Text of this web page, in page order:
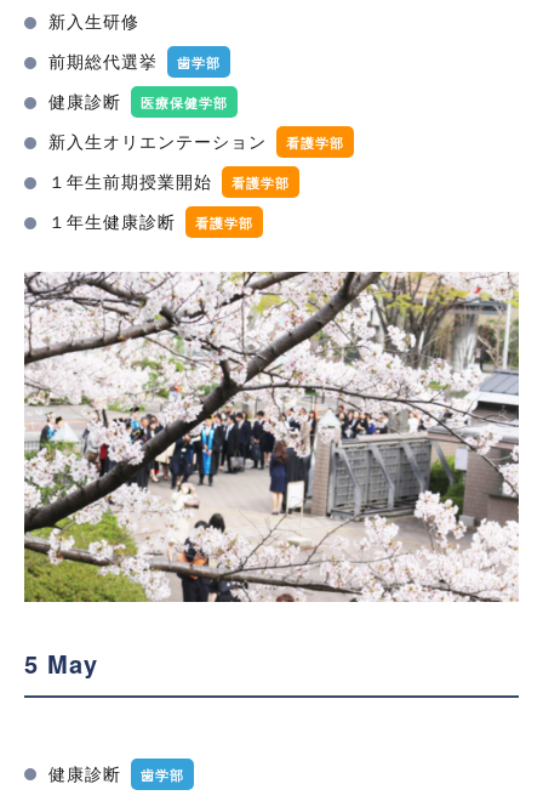
新入生研修
前期総代選挙
歯学部
健康診断 医療保健学部
新入生オリエンテーション 看護学部
１年生前期授業開始 看護学部
１年生健康診断 看護学部
5 May
健康診断 歯学部